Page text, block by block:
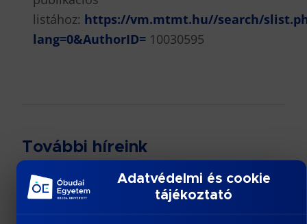
listához: https://vm.mtmt.hu//search/
lang=0&AuthorID= 10030595
További híreink
Adatvédelmi és cookie
tájékoztató